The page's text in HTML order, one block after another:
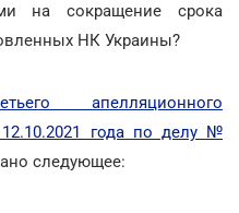
на сокращение срока
НК Украины?
апелляционного
года по делу №
следующее: